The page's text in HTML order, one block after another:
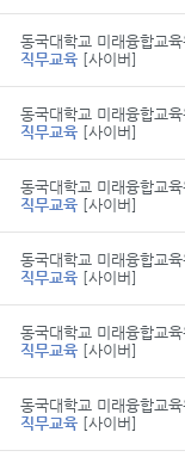
동국대학교 미래융합교
직무교육 [사이버]
동국대학교 미래융합교
직무교육 [사이버]
동국대학교 미래융합교
직무교육 [사이버]
동국대학교 미래융합교
직무교육 [사이버]
동국대학교 미래융합교
직무교육 [사이버]
동국대학교 미래융합교
직무교육 [사이버]